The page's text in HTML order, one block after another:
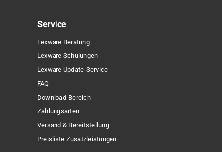
Service
Lexware Beratung
Lexware Schulungen
Lexware Update-Service
FAQ
Download-Bereich
Zahlungsarten
Versand & Bereitstellung
Preisliste Zusatzleistungen